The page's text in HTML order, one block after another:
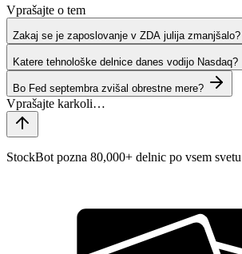
Vprašajte o tem
Zakaj se je zaposlovanje v ZDA julija zmanjšalo?
Katere tehnološke delnice danes vodijo Nasdaq?
Bo Fed septembra zvišal obrestne mere?
StockBot pozna 80,000+ delnic po vsem svetu